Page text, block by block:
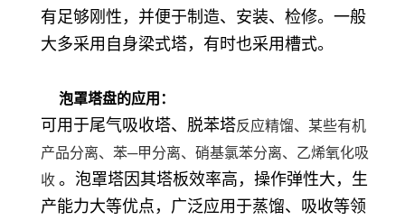
有足够刚性，并便于制造、安装、检修。一般
大多采用自身梁式塔，有时也采用槽式。
泡罩塔盘的应用：
可用于尾气吸收塔、脱苯塔反应精馏、某些有机
产品分离、 苯─甲分离、硝基氯苯分离、乙烯氧化吸
收 。泡罩塔因其塔板效率高，操作弹性大，生
产能力大等优点，广泛应用于蒸馏、吸收等领